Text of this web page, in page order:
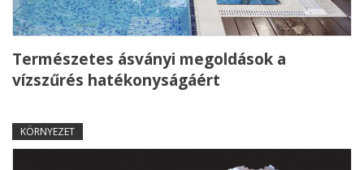
Természetes ásványi megoldások a
vízszűrés hatékonyságáért
KÖRNYEZET